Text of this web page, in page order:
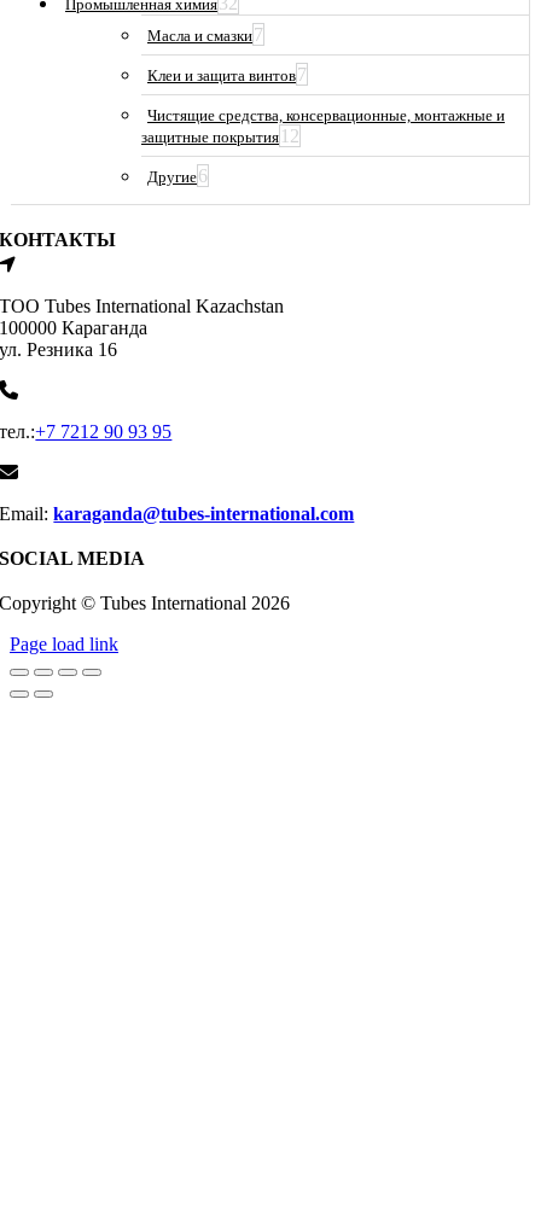
Промышленная химия
Масла и смазки7
Клеи и защита винтов7
Чистящие средства, консервационные, монтажные и
защитные покрытия 12
Другие6
КОНТАКТЫ
ТОО Tubes International Kazachstan
100000 Караганда
ул. Резника 16
тел.:+7 7212 90 93 95
Email:karaganda@tubes-international.com
SOCIAL MEDIA
Copyright © Tubes International 2026
Page load link